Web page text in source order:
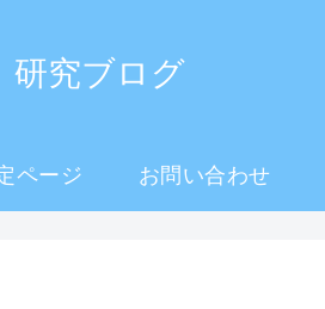
研究ブログ
ページ お問い合わせ